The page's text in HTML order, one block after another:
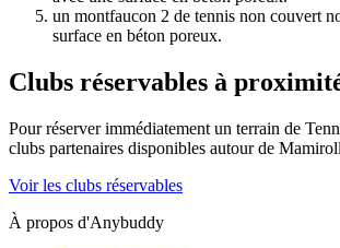
un montfaucon 2 de tennis non couvert
surface en béton poreux.
Clubs réservables à
Pour réserver immédiatement un terrain de
clubs partenaires disponibles autour de
Voir les clubs réservables
À propos d'Anybuddy